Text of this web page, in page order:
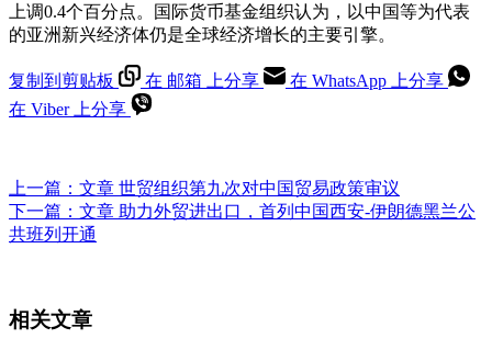
上调0.4个百分点。国际货币基金组织认为，以中国等为代表
的亚洲新兴经济体仍是全球经济增长的主要引擎。
复制到剪贴板 在 邮箱 上分享
在 WhatsApp 上分享
在 Viber 上分享
上一篇： 文章 世贸组织第九次对中国贸易政策审议
下一篇： 文章 助力外贸进出口，首列中国西安-伊朗德黑兰公
共班列开通
相关文章